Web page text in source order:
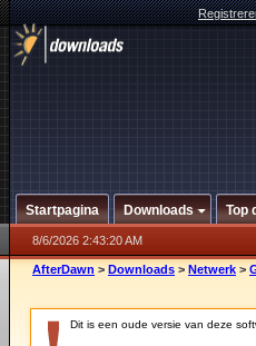
Startpagina Downloads Top
8/6/2026 2:43:20 AM
AfterDawn > Downloads > Netwerk >
Dit is een oude versie van deze